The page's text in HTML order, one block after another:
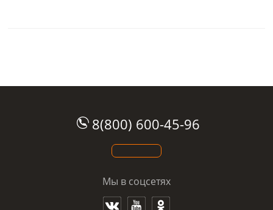
8(800) 600-45-96
Мы в соцсетях